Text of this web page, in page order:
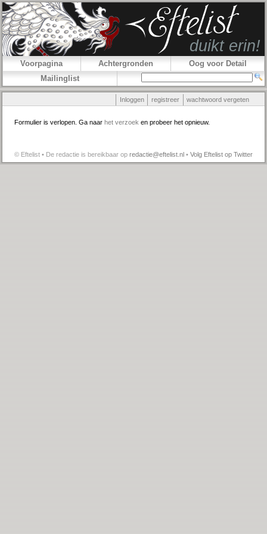
Voorpagina Achtergronden
Oog voor Detail
Mailinglist
Inloggen registreer wachtwoord vergeten
Formulier is verlopen. Ga naar het verzoek en probeer het opnieuw.
© Eftelist • De redactie is bereikbaar op redactie@eftelist.nl • Volg Eftelist op Twitter